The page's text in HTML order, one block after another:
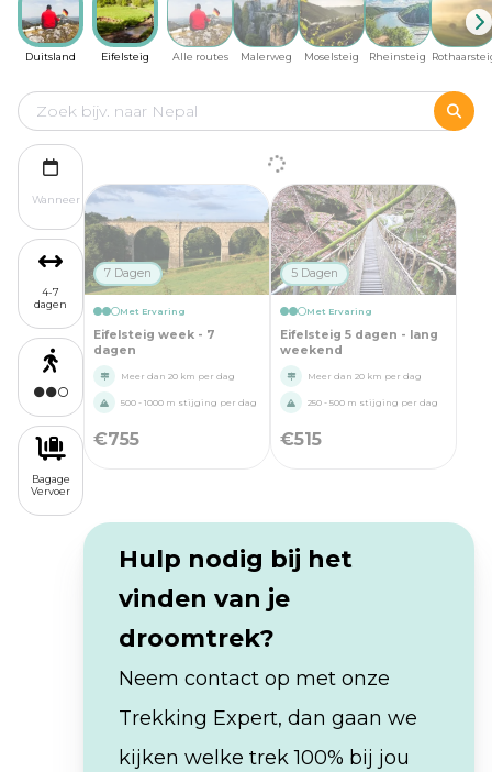
Duitsland Eifelsteig Alle routes Malerweg Moselsteig Rheinsteig
Wanneer
4-7
dagen
Bagage
Vervoer
7 Dagen
Met Ervaring
Eifelsteig week - 7
dagen
Meer dan 20 km per dag
500 - 1000 m stijging per dag
€755
5 Dagen
Met Ervaring
Eifelsteig 5 dagen - lang
weekend
Meer dan 20 km per dag
250 - 500 m stijging per dag
€515
Hulp nodig bij het
vinden van je
droomtrek?
Neem contact op met onze
Trekking Expert, dan gaan we
kijken welke trek 100% bij jou